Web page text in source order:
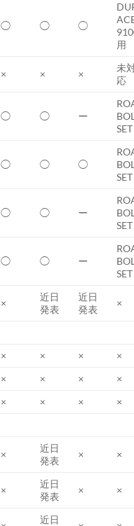
◯ ◯ ◯
用
× × ×
未
応
◯ ◯ ー
SET
◯ ◯ ◯
SET
◯ ◯ ー
SET
◯ ◯ ー
SET
×
近日
発表
近日
発表
×
× × ×
×
× × ×
×
× × × ×
×
近日
発表
× ×
×
近日
発表
× ×
近日